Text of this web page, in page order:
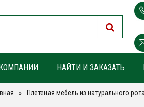
НАЙТИ И ЗАКАЗАТЬ
Плетеная мебель из натурального